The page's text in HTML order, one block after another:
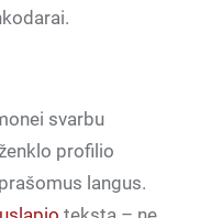
svarbu
profilio
langus.